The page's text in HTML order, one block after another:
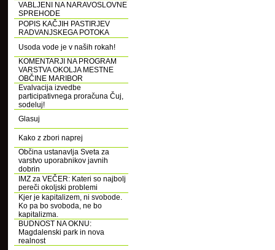
VABLJENI NA NARAVOSLOVNE
SPREHODE
POPIS KAČJIH PASTIRJEV
RADVANJSKEGA POTOKA
Usoda vode je v naših rokah!
KOMENTARJI NA PROGRAM
VARSTVA OKOLJA MESTNE
OBČINE MARIBOR
Evalvacija izvedbe
participativnega proračuna Čuj,
sodeluj!
Glasuj
Kako z zbori naprej
Občina ustanavlja Sveta za
varstvo uporabnikov javnih
dobrin
IMZ za VEČER: Kateri so najbolj
pereči okoljski problemi
Kjer je kapitalizem, ni svobode.
Ko pa bo svoboda, ne bo
kapitalizma.
BUDNOST NA OKNU:
Magdalenski park in nova
realnost